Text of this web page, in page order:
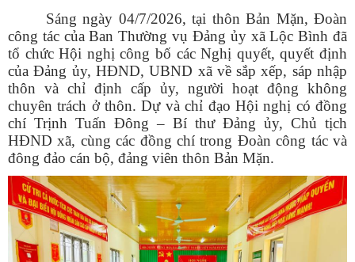
Sáng ngày 04/7/2026, tại thôn Bản Mặn, Đoàn
công tác của Ban Thường vụ Đảng ủy xã Lộc Bình đã
tổ chức Hội nghị công bố các Nghị quyết, quyết định
của Đảng ủy, HĐND, UBND xã về sắp xếp, sáp nhập
thôn và chỉ định cấp ủy, người hoạt động không
chuyên trách ở thôn. Dự và chỉ đạo Hội nghị có đồng
chí Trịnh Tuấn Đông – Bí thư Đảng ủy, Chủ tịch
HĐND xã, cùng các đồng chí trong Đoàn công tác và
đông đảo cán bộ, đảng viên thôn Bản Mặn.